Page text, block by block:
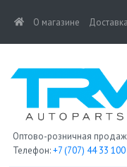
(current)
О магазине
Оптово-розничная
Телефон:+7 (707) 44 33 100